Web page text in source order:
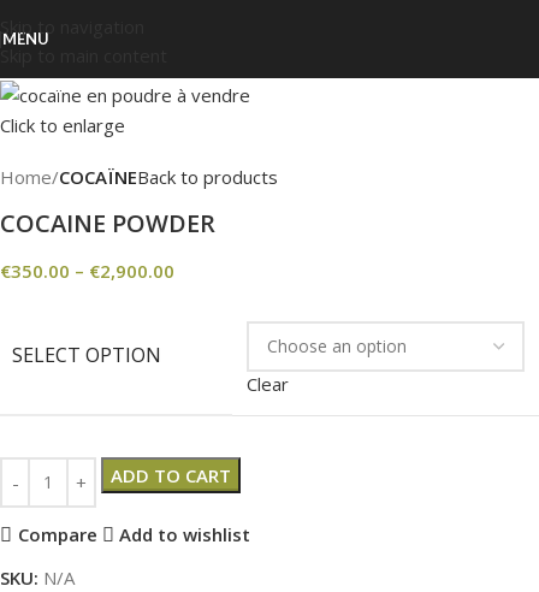
Skip to navigation
MENU
Click to enlarge
Home COCAÏNEBack to products
COCAINE POWDER
€350.00 – €2,900.00
SELECT OPTION
Clear
ADD TO CART
Compare
Add to wishlist
SKU: N/A